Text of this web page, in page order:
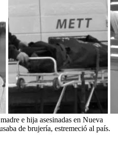
e hija asesinadas en Nueva
de brujería, estremeció al país.